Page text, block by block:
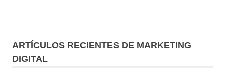
ARTÍCULOS RECIENTES DE MARKETING
DIGITAL